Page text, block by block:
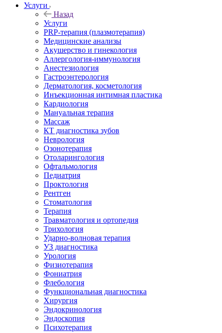
Услуги
Назад
Услуги
PRP-терапия (плазмотерапия)
Медицинские анализы
Акушерство и гинекология
Аллергология-иммунология
Анестезиология
Гастроэнтерология
Дерматология, косметология
Инъекционная интимная пластика
Кардиология
Мануальная терапия
Массаж
КТ диагностика зубов
Неврология
Озонотерапия
Отоларингология
Офтальмология
Педиатрия
Проктология
Рентген
Стоматология
Терапия
Травматология и ортопедия
Трихология
Ударно-волновая терапия
УЗ диагностика
Урология
Физиотерапия
Фониатрия
Флебология
Функциональная диагностика
Хирургия
Эндокринология
Эндоскопия
Психотерапия